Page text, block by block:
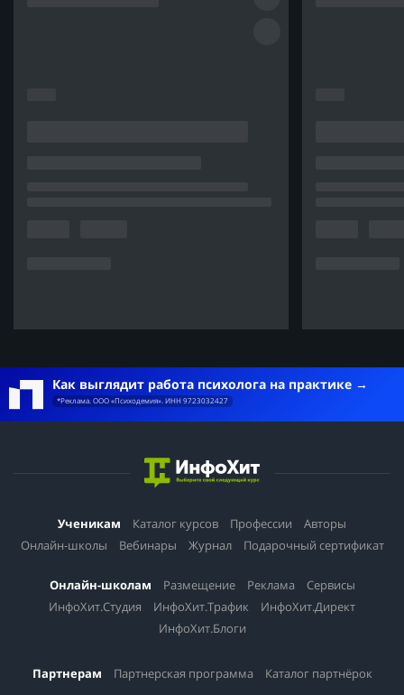
Как выглядит работа психолога на практике
*Реклама. ООО «Психодемия». ИНН 9723032427
Ученикам Каталог курсов Профессии
Авторы
Онлайн-школы
Вебинары Журнал Подарочный сертификат
Онлайн-школам Размещение Реклама
Сервисы
ИнфоХит.Студия
ИнфоХит.Трафик
ИнфоХит.Директ
ИнфоХит.Блоги
Партнерам Партнерская программа Каталог партнёрок